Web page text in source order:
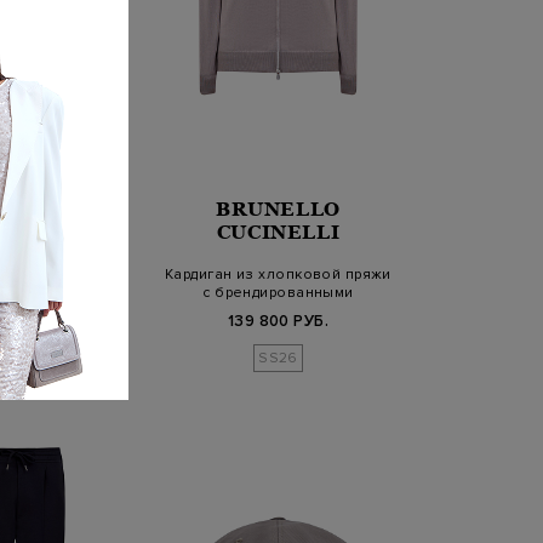
эластичного
трикотажа с
РУБ.
BRUNELLO
CUCINELLI
Кардиган из хлопковой пряжи
с брендированными
139 800 РУБ.
SS26